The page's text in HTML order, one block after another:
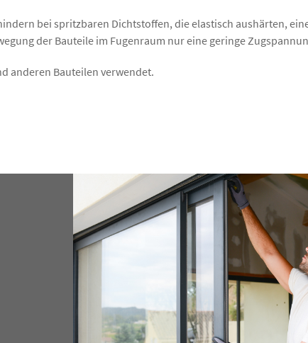
bei spritzbaren Dichtstoffen, die elastisch aushärten,
der Bauteile im Fugenraum nur eine geringe
anderen Bauteilen verwendet.